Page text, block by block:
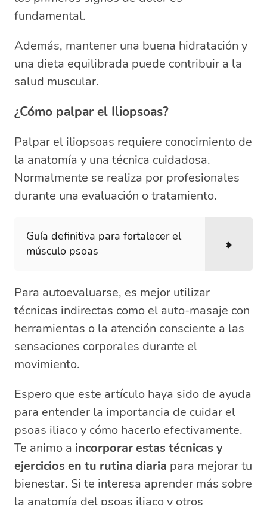
fundamental.
Además, mantener una buena hidratación y
una dieta equilibrada puede contribuir a la
salud muscular.
¿Cómo palpar el Iliopsoas?
Palpar el iliopsoas requiere conocimiento de
la anatomía y una técnica cuidadosa.
Normalmente se realiza por profesionales
durante una evaluación o tratamiento.
Guía definitiva para fortalecer el
músculo psoas
Para autoevaluarse, es mejor utilizar
técnicas indirectas como el auto-masaje con
herramientas o la atención consciente a las
sensaciones corporales durante el
movimiento.
Espero que este artículo haya sido de ayuda
para entender la importancia de cuidar el
psoas iliaco y cómo hacerlo efectivamente.
Te animo a incorporar estas técnicas y
ejercicios en tu rutina diaria para mejorar tu
bienestar. Si te interesa aprender más sobre